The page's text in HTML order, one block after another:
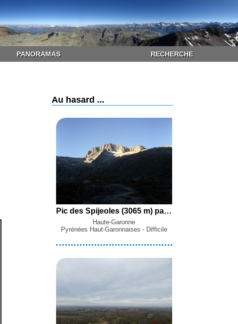
PANORAMAS RECHERCHE
Au hasard ...
Pic des Spijeoles (3065 m) par les Lacs d'Oô, d'Espingo et Saussat depuis les Granges d'Astau (Oô)
Haute-Garonne
Pyrénées Haut-Garonnaises - Difficile